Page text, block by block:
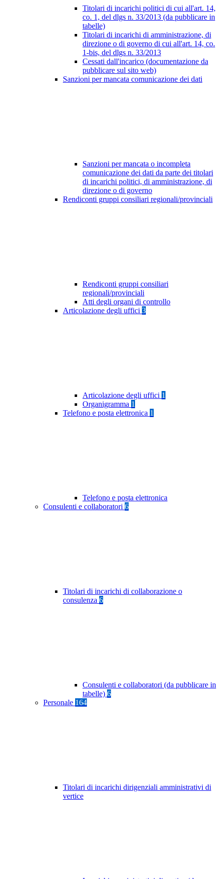
Titolari di incarichi politici di cui all'art. 14,
co. 1, del dlgs n. 33/2013 (da pubblicare in
tabelle)
Titolari di incarichi di amministrazione, di
direzione o di governo di cui all'art. 14, co.
1-bis, del dlgs n. 33/2013
Cessati dall'incarico (documentazione da
pubblicare sul sito web)
Sanzioni per mancata comunicazione dei dati
Sanzioni per mancata o incompleta
comunicazione dei dati da parte dei titolari
di incarichi politici, di amministrazione, di
direzione o di governo
Rendiconti gruppi consiliari regionali/provinciali
Rendiconti gruppi consiliari
regionali/provinciali
Atti degli organi di controllo
Articolazione degli uffici 3
Articolazione degli uffici 1
Organigramma 1
Telefono e posta elettronica 1
Telefono e posta elettronica
Consulenti e collaboratori 6
Titolari di incarichi di collaborazione o
consulenza 6
Consulenti e collaboratori (da pubblicare in
tabelle) 6
Personale 164
Titolari di incarichi dirigenziali amministrativi di
vertice